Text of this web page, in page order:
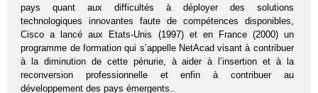
pays quant aux difficultés à déployer des solutions
technologiques innovantes faute de compétences disponibles,
Cisco a lancé aux Etats-Unis (1997) et en France (2000) un
programme de formation qui s’appelle NetAcad visant à contribuer
à la diminution de cette pénurie, à aider à l’insertion et à la
reconversion professionnelle et enfin à contribuer au
développement des pays émergents..